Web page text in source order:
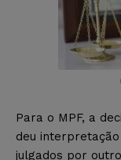
Para o MPF, a
deu
julgados por